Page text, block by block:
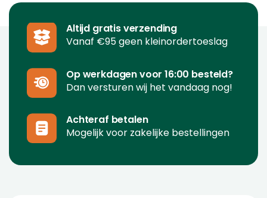
Altijd gratis verzending
Vanaf €95 geen kleinordertoeslag
Op werkdagen voor 16:00 besteld?
Dan versturen wij het vandaag nog!
Achteraf betalen
Mogelijk voor zakelijke bestellingen